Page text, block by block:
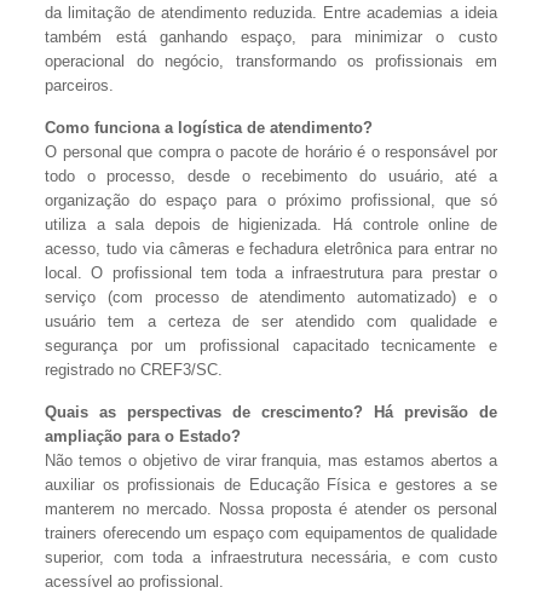
da limitação de atendimento reduzida. Entre academias a ideia
também está ganhando espaço, para minimizar o custo
operacional do negócio, transformando os profissionais em
parceiros.
Como funciona a logística de atendimento?
O personal que compra o pacote de horário é o responsável por
todo o processo, desde o recebimento do usuário, até a
organização do espaço para o próximo profissional, que só
utiliza a sala depois de higienizada. Há controle online de
acesso, tudo via câmeras e fechadura eletrônica para entrar no
local. O profissional tem toda a infraestrutura para prestar o
serviço (com processo de atendimento automatizado) e o
usuário tem a certeza de ser atendido com qualidade e
segurança por um profissional capacitado tecnicamente e
registrado no CREF3/SC.
Quais as perspectivas de crescimento? Há previsão de
ampliação para o Estado?
Não temos o objetivo de virar franquia, mas estamos abertos a
auxiliar os profissionais de Educação Física e gestores a se
manterem no mercado. Nossa proposta é atender os personal
trainers oferecendo um espaço com equipamentos de qualidade
superior, com toda a infraestrutura necessária, e com custo
acessível ao profissional.